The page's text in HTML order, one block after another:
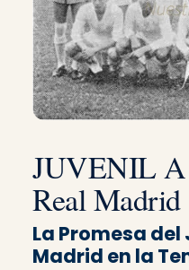
JUVENIL A
Real Madrid
La Promesa del
Madrid en la